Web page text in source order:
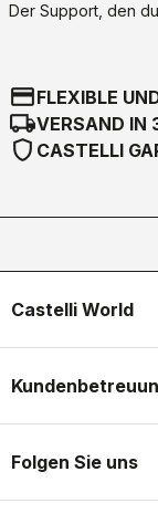
Der Support, den
credit_cardFLEXIBLE
local_shippingVERSAND IN
shield CASTELLI
Castelli World
Folgen Sie uns